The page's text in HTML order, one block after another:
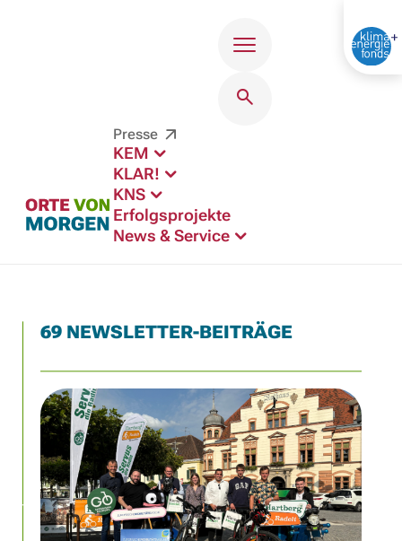
Presse
KEM
KLAR!
KNS
Erfolgsprojekte
News & Service
69 NEWSLETTER-BEITRÄGE